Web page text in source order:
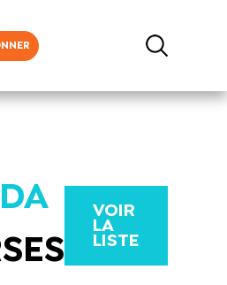
VOIR
LA
LISTE